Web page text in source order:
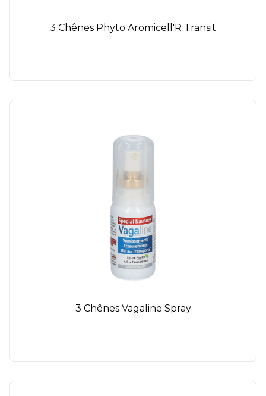
3 Chênes Phyto Aromicell'R Transit
3 Chênes Vagaline Spray